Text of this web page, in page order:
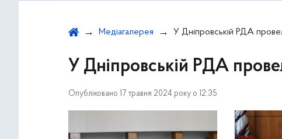
Медіагалерея У Дніпровській РДА провели навчальний
У Дніпровській РДА
Опубліковано 17 травня 2024 року о 12:35